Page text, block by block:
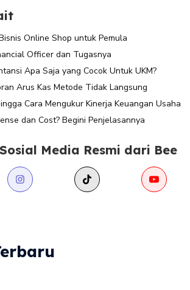
Online Shop untuk Pemula
Officer dan Tugasnya
Apa Saja yang Cocok Untuk UKM?
Arus Kas Metode Tidak Langsung
Cara Mengukur Kinerja Keuangan Usaha
dan Cost? Begini Penjelasannya
Media Resmi dari Bee